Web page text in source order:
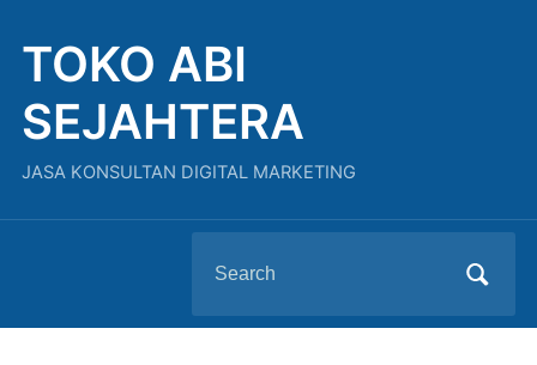
TOKO ABI
SEJAHTERA
JASA KONSULTAN DIGITAL MARKETING
for: